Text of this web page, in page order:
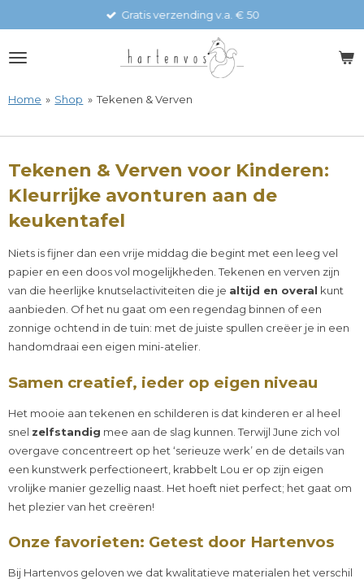
naar
Gratis verzending v.a. € 50
Home » Shop » Tekenen & Verven
Tekenen & Verven voor Kinderen:
Kleurrijke avonturen aan de
keukentafel
Niets is fijner dan een vrije middag die begint met een leeg vel
papier en een doos vol mogelijkheden. Tekenen en verven zijn
van die heerlijke knutselactiviteiten die je altijd en overal kunt
aanbieden. Of het nu gaat om een regendag binnen of een
zonnige ochtend in de tuin: met de juiste spullen creëer je in een
handomdraai een eigen mini-atelier.
Samen creatief, ieder op eigen niveau
Het mooie aan tekenen en schilderen is dat kinderen er al heel
snel zelfstandig mee aan de slag kunnen. Terwijl June zich vol
overgave concentreert op het ‘serieuze werk’ en de details van
een kunstwerk perfectioneert, krabbelt Lou er op zijn eigen
vrolijke manier gezellig naast. Het hoeft niet perfect; het gaat om
het plezier van het creëren!
Onze favorieten: Getest door Hartenvos
Bij Hartenvos geloven we dat kwalitatieve materialen het verschil